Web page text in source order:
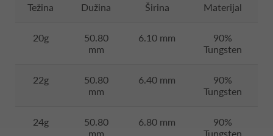
Težina Dužina Širina Materijal
20g
50.80
mm
6.10 mm
90%
Tungsten
22g
50.80
mm
6.40 mm
90%
Tungsten
24g
50.80
mm
6.80 mm
90%
Tungsten